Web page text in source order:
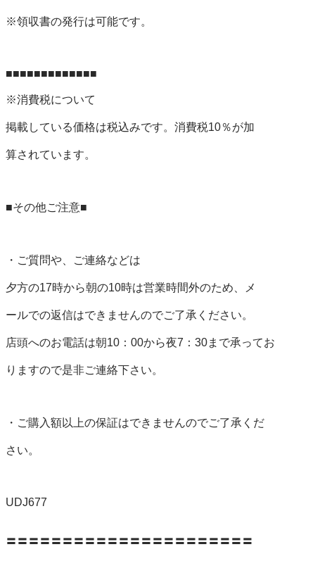
※領収書の発行は可能です。
■■■■■■■■■■■■■
※消費税について
掲載している価格は税込みです。消費税10％が加
算されています。
■その他ご注意■
・ご質問や、ご連絡などは
夕方の17時から朝の10時は営業時間外のため、メ
ールでの返信はできませんのでご了承ください。
店頭へのお電話は朝10：00から夜7：30まで承ってお
りますので是非ご連絡下さい。
・ご購入額以上の保証はできませんのでご了承くだ
さい。
UDJ677
〓〓〓〓〓〓〓〓〓〓〓〓〓〓〓〓〓〓〓〓〓〓